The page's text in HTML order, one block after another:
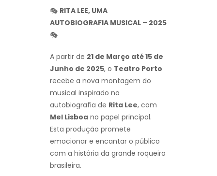
🎭 RITA LEE, UMA
AUTOBIOGRAFIA MUSICAL – 2025
🎭
A partir de 21 de Março até 15 de
Junho de 2025, o Teatro Porto
recebe a nova montagem do
musical inspirado na
autobiografia de Rita Lee, com
Mel Lisboa no papel principal.
Esta produção promete
emocionar e encantar o público
com a história da grande roqueira
brasileira.